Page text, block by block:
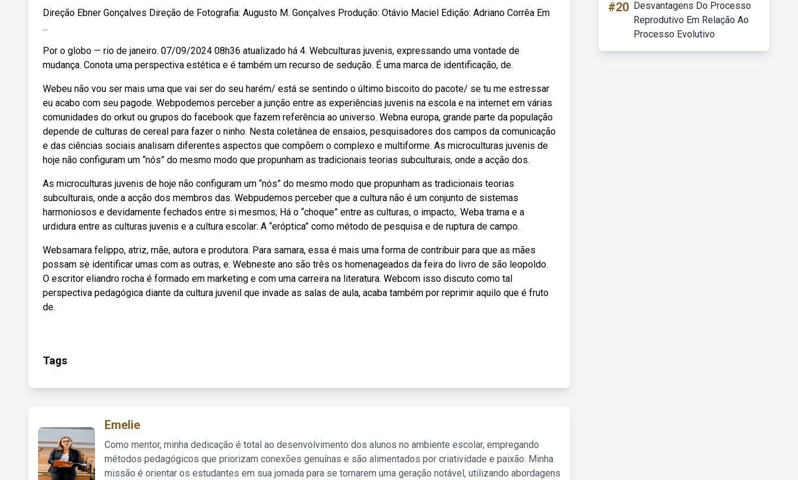
Direção Ebner Gonçalves Direção de Fotografia: Augusto M. Gonçalves Produção: Otávio Maciel Edição: Adriano Corrêa Em
...
Por o globo — rio de janeiro. 07/09/2024 08h36 atualizado há 4. Webculturas juvenis, expressando uma vontade de
mudança. Conota uma perspectiva estética e é também um recurso de sedução. É uma marca de identificação, de.
Webeu não vou ser mais uma que vai ser do seu harém/ está se sentindo o último biscoito do pacote/ se tu me estressar
eu acabo com seu pagode. Webpodemos perceber a junção entre as experiências juvenis na escola e na internet em várias
comunidades do orkut ou grupos do facebook que fazem referência ao universo. Webna europa, grande parte da população
depende de culturas de cereal para fazer o ninho. Nesta coletânea de ensaios, pesquisadores dos campos da comunicação
e das ciências sociais analisam diferentes aspectos que compõem o complexo e multiforme. As microculturas juvenis de
hoje não configuram um “nós” do mesmo modo que propunham as tradicionais teorias subculturais, onde a acção dos.
As microculturas juvenis de hoje não configuram um “nós” do mesmo modo que propunham as tradicionais teorias
subculturais, onde a acção dos membros das. Webpudemos perceber que a cultura não é um conjunto de sistemas
harmoniosos e devidamente fechados entre si mesmos; Há o “choque” entre as culturas, o impacto,. Weba trama e a
urdidura entre as culturas juvenis e a cultura escolar: A “eróptica” como método de pesquisa e de ruptura de campo.
Websamara felippo, atriz, mãe, autora e produtora. Para samara, essa é mais uma forma de contribuir para que as mães
possam se identificar umas com as outras, e. Webneste ano são três os homenageados da feira do livro de são leopoldo.
O escritor eliandro rocha é formado em marketing e com uma carreira na literatura. Webcom isso discuto como tal
perspectiva pedagógica diante da cultura juvenil que invade as salas de aula, acaba também por reprimir aquilo que é fruto
de.
Tags
Emelie
Como mentor, minha dedicação é total ao desenvolvimento dos alunos no ambiente escolar, empregando
métodos pedagógicos que priorizam conexões genuínas e são alimentados por criatividade e paixão. Minha
missão é orientar os estudantes em sua jornada para se tornarem uma geração notável, utilizando abordagens
#20 Desvantagens Do Processo
Reprodutivo Em Relação Ao
Processo Evolutivo